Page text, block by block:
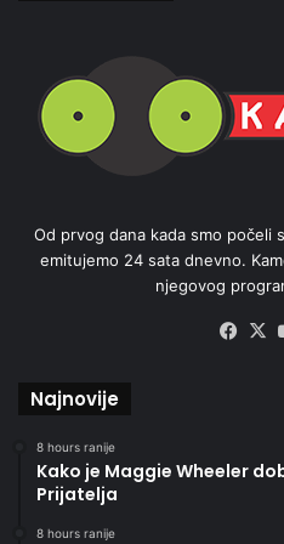
Od prvog dana kada smo počeli
emitujemo 24 sata dnevno.
njegovog
Najnovije
8 hours ranije
Kako je Maggie Wheeler
Prijatelja
8 hours ranije